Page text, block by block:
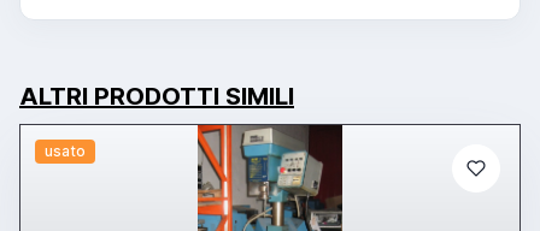
ALTRI PRODOTTI SIMILI
usato